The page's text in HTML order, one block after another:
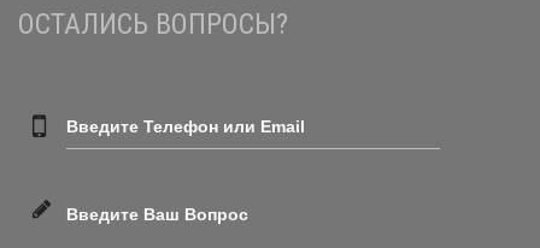
ОСТАЛИСЬ ВОПРОСЫ?
Введите Телефон или Email
Введите Ваш Вопрос